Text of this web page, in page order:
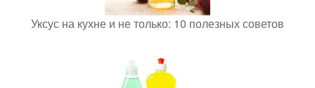
Уксус на кухне и не только: 10 полезных советов